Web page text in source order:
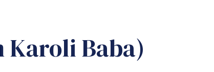
Karoli Baba)